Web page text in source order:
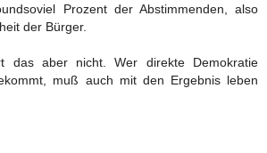
Prozent der Abstimmenden, also
der Bürger.
das aber nicht. Wer direkte Demokratie
muß auch mit den Ergebnis leben